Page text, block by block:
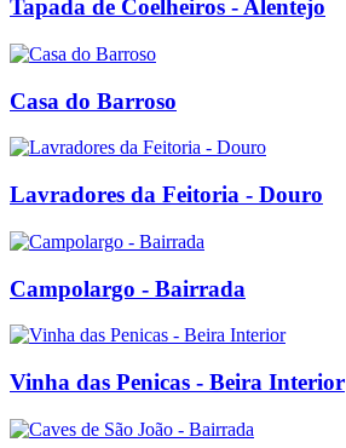
Tapada de Coelheiros - Alentejo
Casa do Barroso
Lavradores da Feitoria - Douro
Campolargo - Bairrada
Vinha das Penicas - Beira Interior